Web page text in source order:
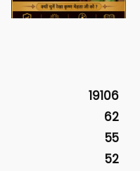
19106
62
55
52